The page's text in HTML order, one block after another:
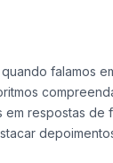
falamos
respostas de